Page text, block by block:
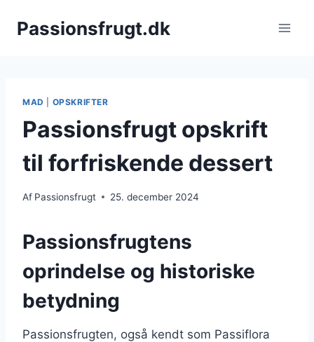
Passionsfrugt.dk
MAD OPSKRIFTER
Passionsfrugt opskrift
til forfriskende dessert
Af Passionsfrugt 25. december 2024
Passionsfrugtens
oprindelse og historiske
betydning
Passionsfrugten, også kendt som Passiflora